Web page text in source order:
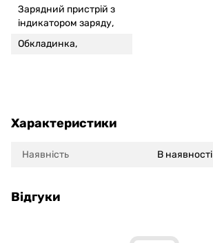
Зарядний пристрій з
індикатором заряду,
Обкладинка,
Характеристики
Наявність В наявності
Відгуки